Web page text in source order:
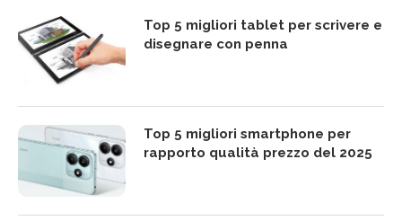
Top 5 migliori tablet per scrivere e
disegnare con penna
Top 5 migliori smartphone per
rapporto qualità prezzo del 2025